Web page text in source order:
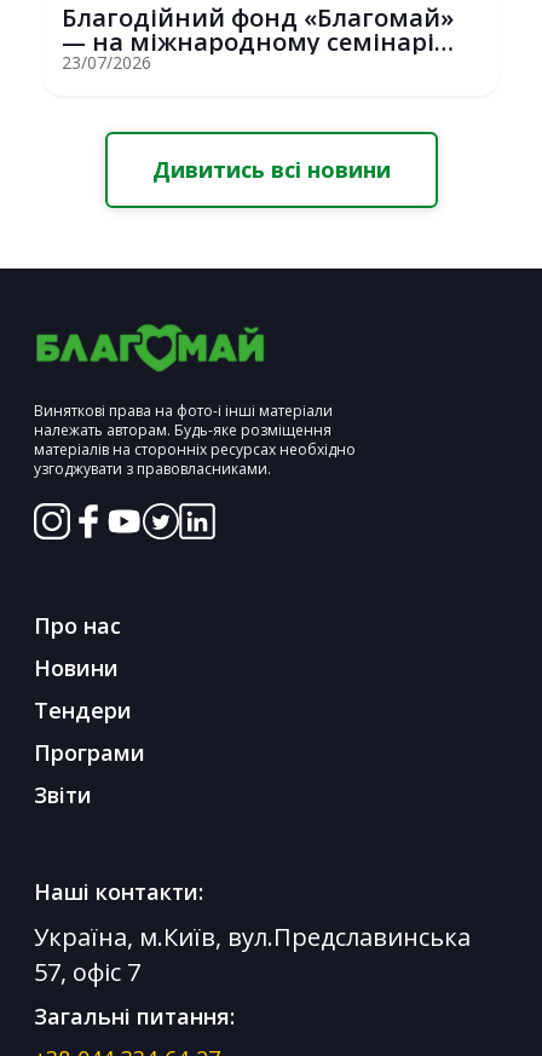
Благодійний фонд «Благомай»
— на міжнародному семінарі
Erasmus+ у С...
23/07/2026
Дивитись всі новини
Виняткові права на фото-і інші матеріали
належать авторам. Будь-яке розміщення
матеріалів на сторонніх ресурсах необхідно
узгоджувати з правовласниками.
Про нас
Новини
Тендери
Програми
Звіти
Наші контакти:
Україна, м.Київ, вул.Предславинська
57, офіс 7
Загальні питання: